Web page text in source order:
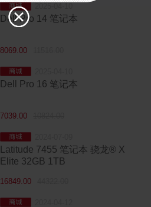
城
Dell Pro 14 笔记本
8069.00
城
Dell Pro 16 笔记本
7039.00
城
Latitude 7455 笔记本 骁龙® X
Elite 32GB 1TB
16849.00